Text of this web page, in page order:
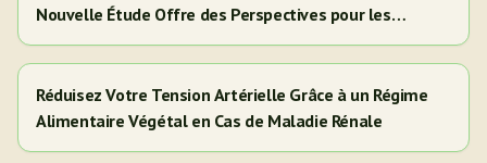
Nouvelle Étude Offre des Perspectives pour les
Adultes Hispaniques/Latinos
Réduisez Votre Tension Artérielle Grâce à un Régime
Alimentaire Végétal en Cas de Maladie Rénale